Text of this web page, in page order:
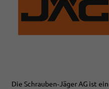
Die Schrauben‑Jäger AG ist